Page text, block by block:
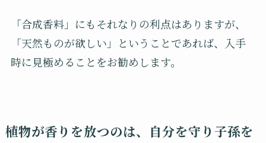
「合成香料」にもそれなりの利点はありますが、
「天然ものが欲しい」ということであれば、入手
時に見極めることをお勧めします。
植物が香りを放つのは、自分を守り子孫を